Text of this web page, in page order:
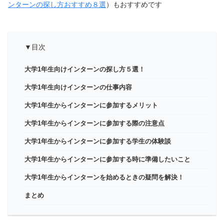
ンターンの探し方おすすめ８選）もおすすめです
▼目次
大学1年生向けインターンの探し方５選！
大学1年生向けインターンの仕事内容
大学1年生からインターンに参加するメリット
大学1年生からインターンに参加する際の注意点
大学1年生からインターンに参加する学生の体験談
大学1年生からインターンに参加する時に準備したいこと
大学1年生からインターンを始めるときの疑問を解決！
まとめ